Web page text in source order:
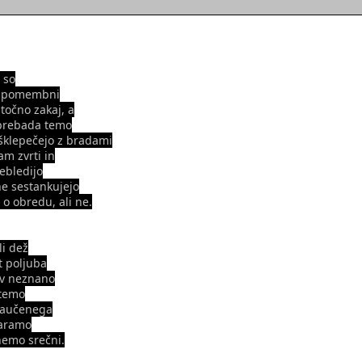
zakaj, a
temo
z bradami
zvrti in
sestankujejo
obredu, ali ne.
dež
poljuba
neznano
srečni.